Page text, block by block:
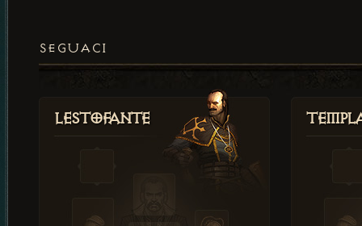
SEGUACI
Lestofante